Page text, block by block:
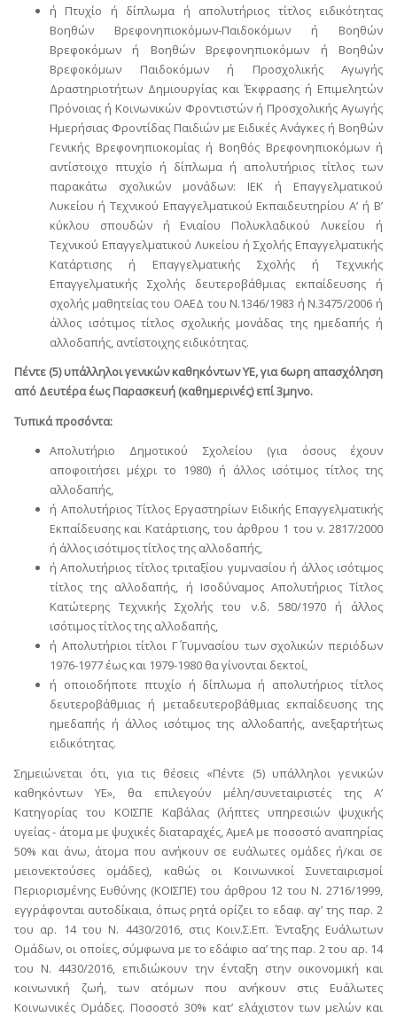
ή Πτυχίο ή δίπλωμα ή απολυτήριος τίτλος ειδικότητας
Βοηθών Βρεφονηπιοκόμων-Παιδοκόμων ή Βοηθών
Βρεφοκόμων ή Βοηθών Βρεφονηπιοκόμων ή Βοηθών
Βρεφοκόμων Παιδοκόμων ή Προσχολικής Αγωγής
Δραστηριοτήτων Δημιουργίας και Έκφρασης ή Επιμελητών
Πρόνοιας ή Κοινωνικών Φροντιστών ή Προσχολικής Αγωγής
Ημερήσιας Φροντίδας Παιδιών με Ειδικές Ανάγκες ή Βοηθών
Γενικής Βρεφονηπιοκομίας ή Βοηθός Βρεφονηπιοκόμων ή
αντίστοιχο πτυχίο ή δίπλωμα ή απολυτήριος τίτλος των
παρακάτω σχολικών μονάδων: ΙΕΚ ή Επαγγελματικού
Λυκείου ή Τεχνικού Επαγγελματικού Εκπαιδευτηρίου Α’ ή Β’
κύκλου σπουδών ή Ενιαίου Πολυκλαδικού Λυκείου ή
Τεχνικού Επαγγελματικού Λυκείου ή Σχολής Επαγγελματικής
Κατάρτισης ή Επαγγελματικής Σχολής ή Τεχνικής
Επαγγελματικής Σχολής δευτεροβάθμιας εκπαίδευσης ή
σχολής μαθητείας του ΟΑΕΔ του Ν.1346/1983 ή Ν.3475/2006 ή
άλλος ισότιμος τίτλος σχολικής μονάδας της ημεδαπής ή
αλλοδαπής, αντίστοιχης ειδικότητας.
Πέντε (5) υπάλληλοι γενικών καθηκόντων ΥΕ, για 6ωρη απασχόληση
από Δευτέρα έως Παρασκευή (καθημερινές) επί 3μηνο.
Τυπικά προσόντα:
Απολυτήριο Δημοτικού Σχολείου (για όσους έχουν
αποφοιτήσει μέχρι το 1980) ή άλλος ισότιμος τίτλος της
αλλοδαπής,
ή Απολυτήριος Τίτλος Εργαστηρίων Ειδικής Επαγγελματικής
Εκπαίδευσης και Κατάρτισης, του άρθρου 1 του ν. 2817/2000
ή άλλος ισότιμος τίτλος της αλλοδαπής,
ή Απολυτήριος τίτλος τριταξίου γυμνασίου ή άλλος ισότιμος
τίτλος της αλλοδαπής, ή Ισοδύναμος Απολυτήριος Τίτλος
Κατώτερης Τεχνικής Σχολής του ν.δ. 580/1970 ή άλλος
ισότιμος τίτλος της αλλοδαπής,
ή Απολυτήριοι τίτλοι Γ΄ Γυμνασίου των σχολικών περιόδων
1976-1977 έως και 1979-1980 θα γίνονται δεκτοί,
ή οποιοδήποτε πτυχίο ή δίπλωμα ή απολυτήριος τίτλος
δευτεροβάθμιας ή μεταδευτεροβάθμιας εκπαίδευσης της
ημεδαπής ή άλλος ισότιμος της αλλοδαπής, ανεξαρτήτως
ειδικότητας.
Σημειώνεται ότι, για τις θέσεις «Πέντε (5) υπάλληλοι γενικών
καθηκόντων ΥΕ», θα επιλεγούν μέλη/συνεταιριστές της Α’
Κατηγορίας του ΚΟΙΣΠΕ Καβάλας (λήπτες υπηρεσιών ψυχικής
υγείας - άτομα με ψυχικές διαταραχές, ΑμεΑ με ποσοστό αναπηρίας
50% και άνω, άτομα που ανήκουν σε ευάλωτες ομάδες ή/και σε
μειονεκτούσες ομάδες), καθώς οι Κοινωνικοί Συνεταιρισμοί
Περιορισμένης Ευθύνης (ΚΟΙΣΠΕ) του άρθρου 12 του Ν. 2716/1999,
εγγράφονται αυτοδίκαια, όπως ρητά ορίζει το εδαφ. αγ’ της παρ. 2
του αρ. 14 του Ν. 4430/2016, στις Κοιν.Σ.Επ. Ένταξης Ευάλωτων
Ομάδων, οι οποίες, σύμφωνα με το εδάφιο αα’ της παρ. 2 του αρ. 14
του Ν. 4430/2016, επιδιώκουν την ένταξη στην οικονομική και
κοινωνική ζωή, των ατόμων που ανήκουν στις Ευάλωτες
Κοινωνικές Ομάδες. Ποσοστό 30% κατ’ ελάχιστον των μελών και